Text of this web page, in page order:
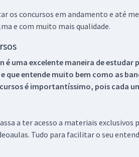
os concursos em andamento e até
e com muito mais qualidade.
é uma excelente maneira de
que entende muito bem como as
é importantíssimo, pois cada
a ter acesso a materiais
Tudo para facilitar o seu